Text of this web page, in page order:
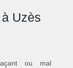
à Uzès
ou mal